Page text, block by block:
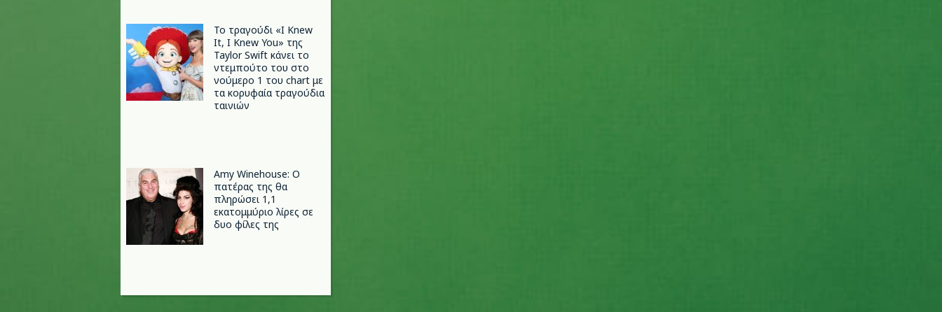
Το τραγούδι «I Knew
It, I Knew You» της
Taylor Swift κάνει το
ντεμπούτο του στο
νούμερο 1 του chart με
τα κορυφαία τραγούδια
ταινιών
Amy Winehouse: Ο
πατέρας της θα
πληρώσει 1,1
εκατομμύριο λίρες σε
δυο φίλες της